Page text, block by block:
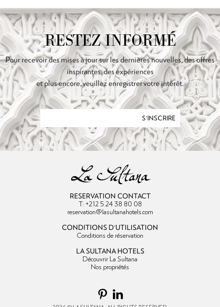
RESTEZ INFORMÉ
Pour recevoir des mises à jour sur les dernières nouvelles, des offres
inspirantes, des expériences
et plus encore, veuillez enregistrer votre intérêt.
S'INSCRIRE
RESERVATION CONTACT
T: +212 5 24 38 80 08
reservation@lasultanahotels.com
CONDITIONS D'UTILISATION
Conditions de réservation
LA SULTANA HOTELS
Découvrir La Sultana
Nos propriétés